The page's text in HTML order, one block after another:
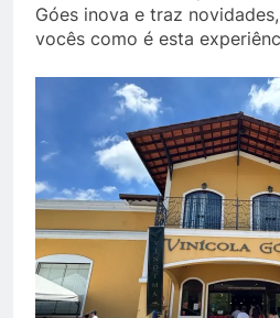
Góes inova e traz
vocês como é esta